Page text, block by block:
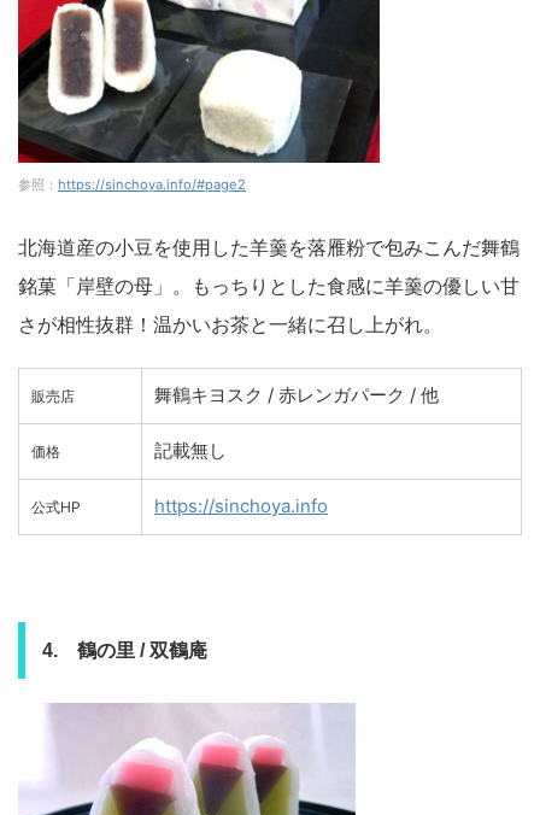
参照： https://sinchoya.info/#page2
北海道産の小豆を使用した羊羹を落雁粉で包みこんだ舞鶴
銘菓「岸壁の母」。もっちりとした食感に羊羹の優しい甘
さが相性抜群！温かいお茶と一緒に召し上がれ。
販売店 舞鶴キヨスク / 赤レンガパーク / 他
価格 記載無し
公式HP https://sinchoya.info
4. 鶴の里 / 双鶴庵